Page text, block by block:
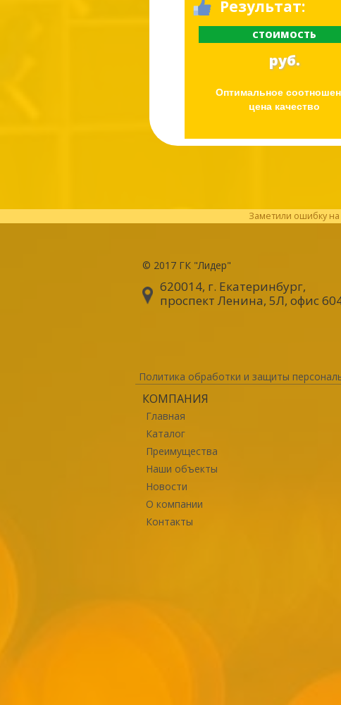
Результат:
СТОИМОСТЬ
руб.
Оптимальное
цена качество
Заметили ошибку
© 2017 ГК "Лидер"
620014, г. Екатеринбург,
проспект Ленина, 5Л, офис
Политика обработки и защиты
КОМПАНИЯ
Главная
Каталог
Преимущества
Наши объекты
Новости
О компании
Контакты